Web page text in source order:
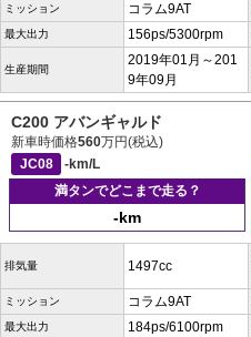
ミッション コラム9AT
最大出力 156ps/5300rpm
生産期間
2019年01月～201
9年09月
C200 アバンギャルド
新車時価格560万円(税込)
JC08
-km/L
満タンでどこまで走る？
-km
排気量 1497cc
ミッション コラム9AT
最大出力 184ps/6100rpm